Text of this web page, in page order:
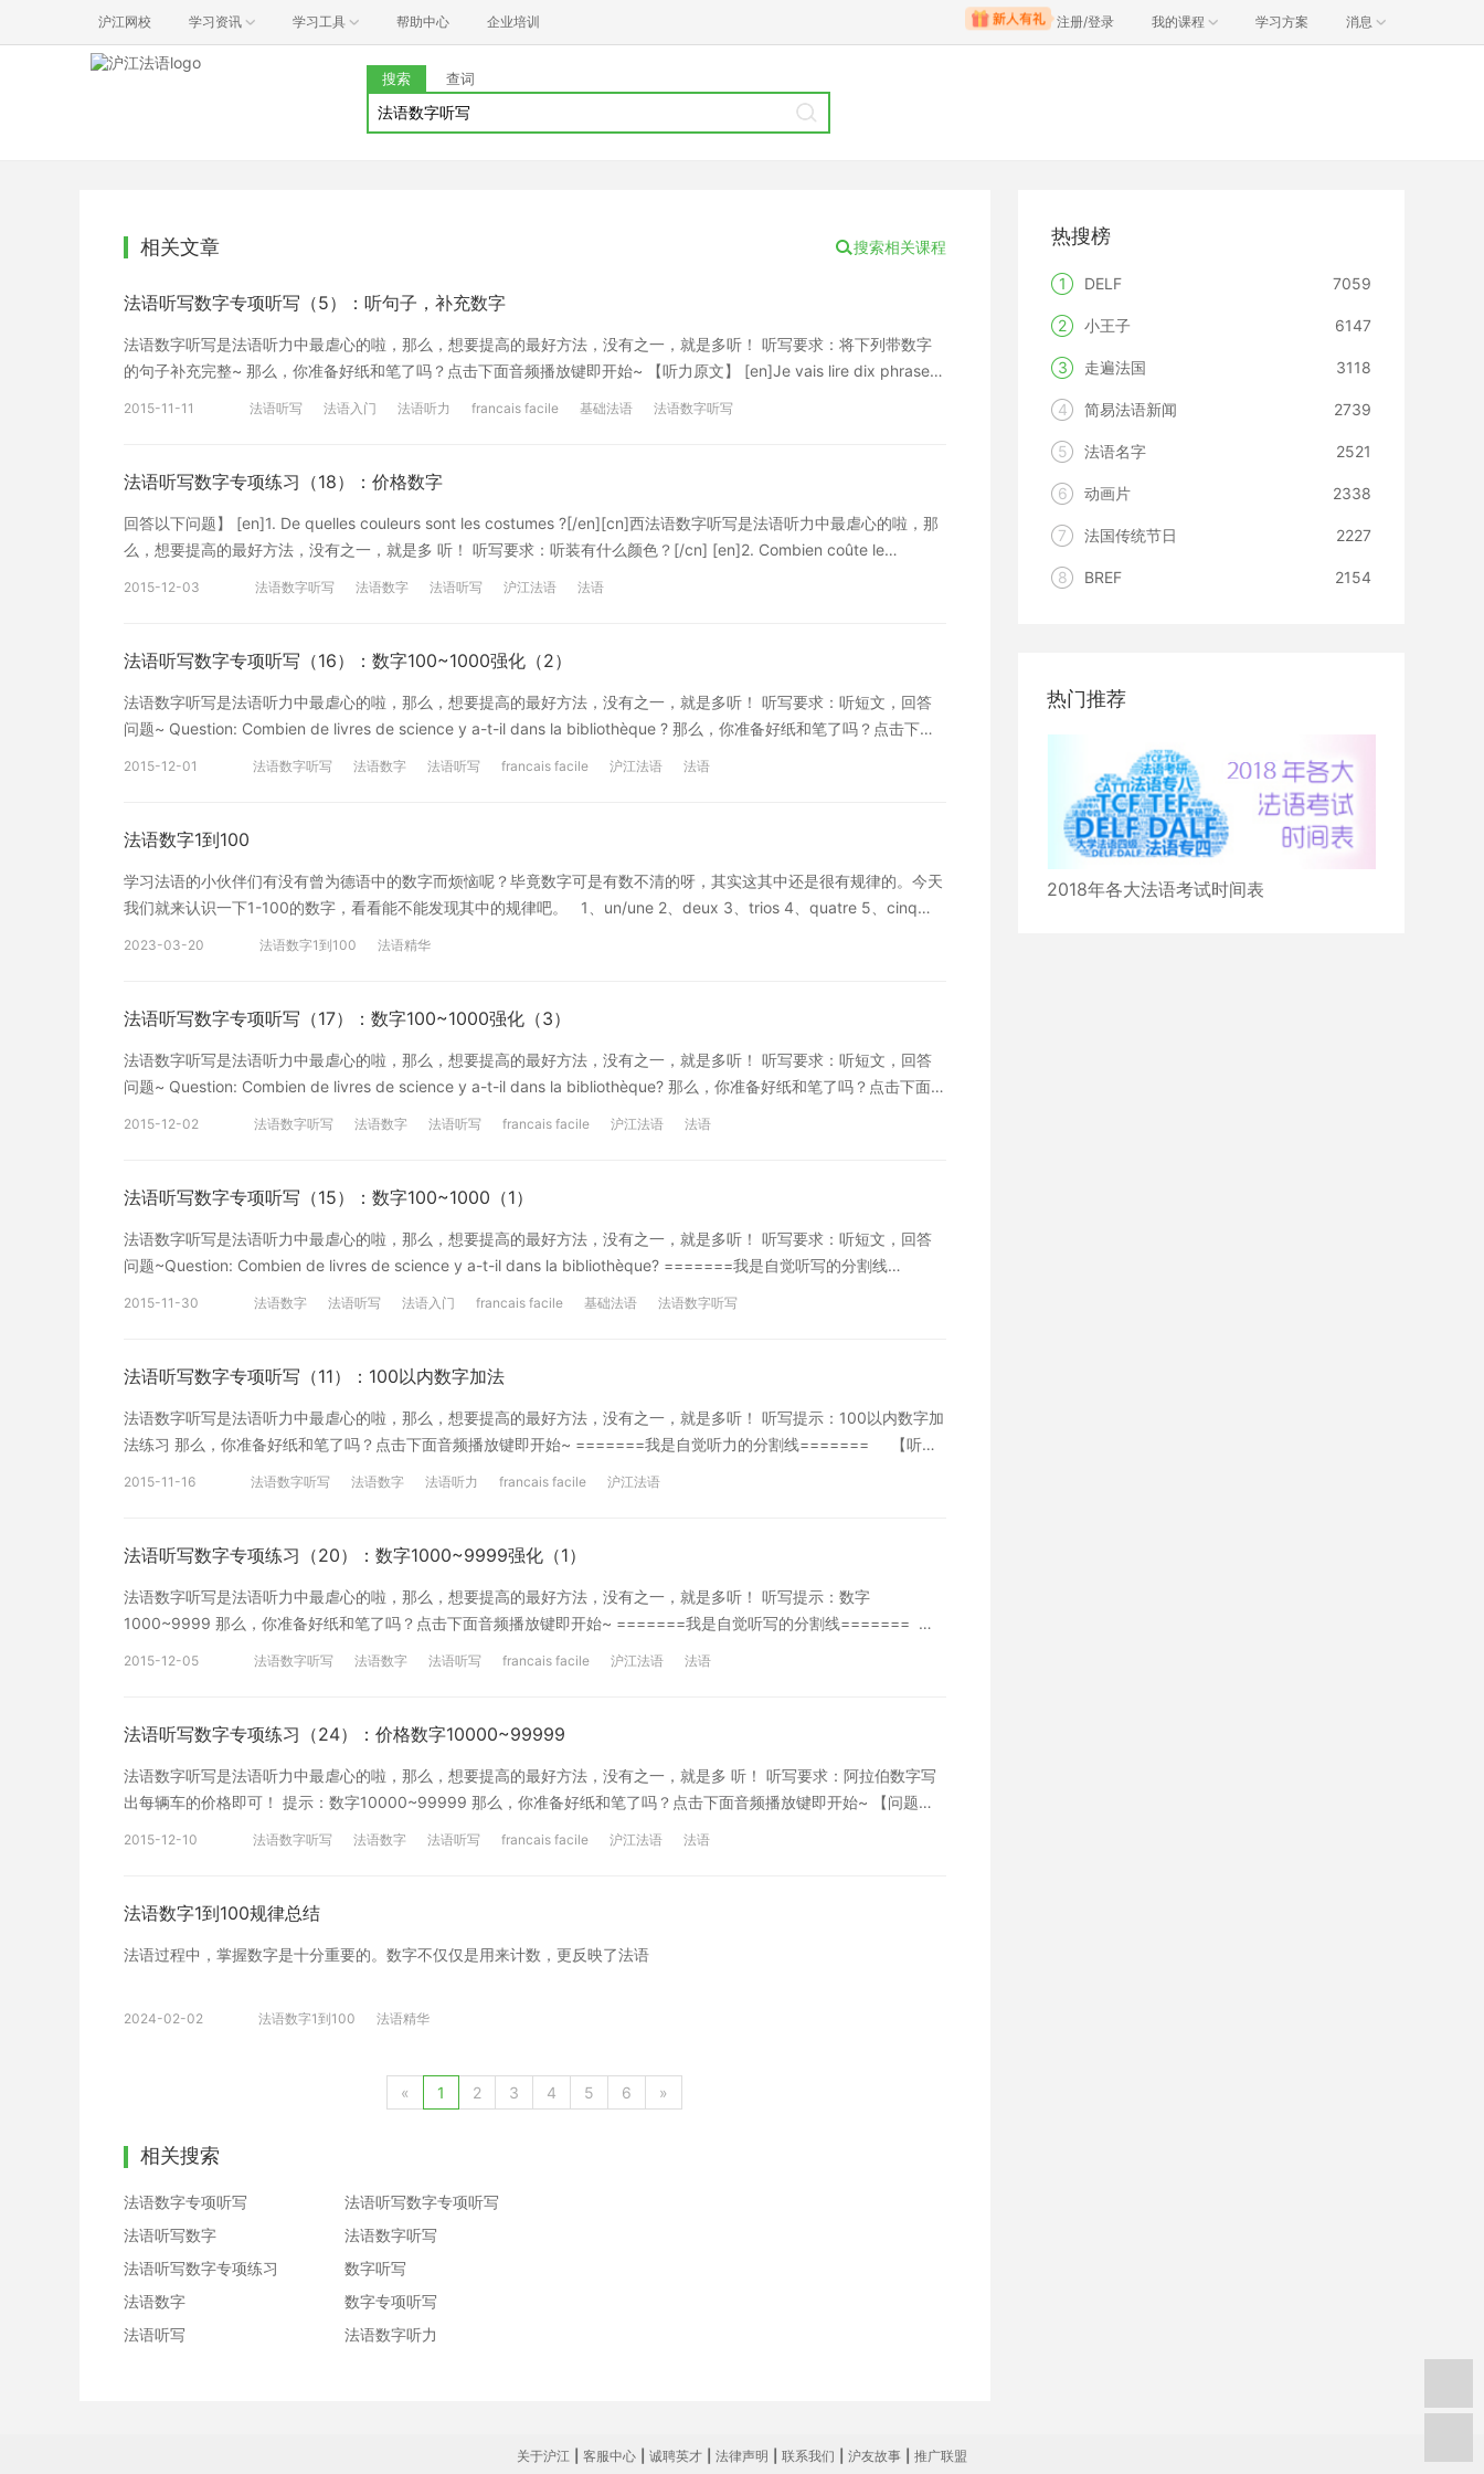
沪江网校 学习资讯 学习工具 帮助中心 企业培训 注册/登录 我的课程 学习方案 消息
搜索 查词
相关文章 搜索相关课程
法语听写数字专项听写（5）：听句子，补充数字
法语数字听写是法语听力中最虐心的啦，那么，想要提高的最好方法，没有之一，就是多听！ 听写要求：将下列带数字
的句子补充完整~ 那么，你准备好纸和笔了吗？点击下面音频播放键即开始~ 【听力原文】 [en]Je vais lire dix phrases.
2015-11-11 法语听写 法语入门 法语听力 francais facile 基础法语 法语数字听写
法语听写数字专项练习（18）：价格数字
回答以下问题】 [en]1. De quelles couleurs sont les costumes ?[/en][cn]西法语数字听写是法语听力中最虐心的啦，那
么，想要提高的最好方法，没有之一，就是多 听！ 听写要求：听装有什么颜色？[/cn] [en]2. Combien coûte le
noir.[/en][cn]有一件灰色西装和一件黑色西装。[/cn] [en]Il coûte 388 euros.[/en][cn]388欧元。[/cn] [en]Il coûte 267
欧元。[/cn] 【实用词汇】 [en]de nombreux[/en][cn]很多[/cn] [en]une paire de chaussures[/en][cn]一双鞋[/cn]
[en]des chaussures à talon (haut)[/en][cn]（高）跟鞋[/cn] [en]être en solde[/en][cn]打折，甩卖[/cn] [en]au lieu
de[/en][cn]而不是[/cn] 声明：音视频均来自互联网链接，仅供学习使用。本网站自身不存储、控制、修改被链接的内
2015-12-03 法语数字听写 法语数字 法语听写 沪江法语 法语
法语听写数字专项听写（16）：数字100~1000强化（2）
法语数字听写是法语听力中最虐心的啦，那么，想要提高的最好方法，没有之一，就是多听！ 听写要求：听短文，回答
问题~ Question: Combien de livres de science y a-t-il dans la bibliothèque ? 那么，你准备好纸和笔了吗？点击下面
dictionnaires, 295 livres pour enfant, 461 recueils de poèmes 907 dessins.[/en][cn]在图书馆里，有678本语法书，
志，132本连环画，631本词典，295本儿童书，461本诗集，907幅画。[/cn] 【词汇干货】 BD= la bande dessinée lire
des B.D.看连环画 recueil de poèmes诗集 表示学科的名词： anglais m.英语 mathématiques .数学 histoire f.历史
chimie f.化学 biologie f.生物 本内容为沪江法语原创，转载请注明出处。声明：音视频均来自互联网链接，仅供学习使
2015-12-01 法语数字听写 法语数字 法语听写 francais facile 沪江法语 法语
法语数字1到100
学习法语的小伙伴们有没有曾为德语中的数字而烦恼呢？毕竟数字可是有数不清的呀，其实这其中还是很有规律的。今天
我们就来认识一下1-100的数字，看看能不能发现其中的规律吧。 1、un/une 2、deux 3、trios 4、quatre 5、cinq
2023-03-20 法语数字1到100 法语精华
法语听写数字专项听写（17）：数字100~1000强化（3）
法语数字听写是法语听力中最虐心的啦，那么，想要提高的最好方法，没有之一，就是多听！ 听写要求：听短文，回答
问题~ Question: Combien de livres de science y a-t-il dans la bibliothèque? 那么，你准备好纸和笔了吗？点击下面音
2015-12-02 法语数字听写 法语数字 法语听写 francais facile 沪江法语 法语
法语听写数字专项听写（15）：数字100~1000（1）
法语数字听写是法语听力中最虐心的啦，那么，想要提高的最好方法，没有之一，就是多听！ 听写要求：听短文，回答
问题~Question: Combien de livres de science y a-t-il dans la bibliothèque? =======我是自觉听写的分割线
2015-11-30 法语数字 法语听写 法语入门 francais facile 基础法语 法语数字听写
法语听写数字专项听写（11）：100以内数字加法
法语数字听写是法语听力中最虐心的啦，那么，想要提高的最好方法，没有之一，就是多听！ 听写提示：100以内数字加
法练习 那么，你准备好纸和笔了吗？点击下面音频播放键即开始~ =======我是自觉听力的分割线======= 【听力
2015-11-16 法语数字听写 法语数字 法语听力 francais facile 沪江法语
法语听写数字专项练习（20）：数字1000~9999强化（1）
法语数字听写是法语听力中最虐心的啦，那么，想要提高的最好方法，没有之一，就是多听！ 听写提示：数字
1000~9999 那么，你准备好纸和笔了吗？点击下面音频播放键即开始~ =======我是自觉听写的分割线=======
2015-12-05 法语数字听写 法语数字 法语听写 francais facile 沪江法语 法语
法语听写数字专项练习（24）：价格数字10000~99999
法语数字听写是法语听力中最虐心的啦，那么，想要提高的最好方法，没有之一，就是多 听！ 听写要求：阿拉伯数字写
出每辆车的价格即可！ 提示：数字10000~99999 那么，你准备好纸和笔了吗？点击下面音频播放键即开始~ 【问题】
2015-12-10 法语数字听写 法语数字 法语听写 francais facile 沪江法语 法语
法语数字1到100规律总结
法语过程中，掌握数字是十分重要的。数字不仅仅是用来计数，更反映了法语
2024-02-02 法语数字1到100 法语精华
« 1 2 3 4 5 6 »
相关搜索
法语数字专项听写
法语听写数字专项听写
法语听写数字
法语数字听写
法语听写数字专项练习
数字听写
法语数字
数字专项听写
法语听写
法语数字听力
热搜榜
1 DELF 7059
2 小王子 6147
3 走遍法国 3118
4 简易法语新闻 2739
5 法语名字 2521
6 动画片 2338
7 法国传统节日 2227
8 BREF 2154
热门推荐
2018年各大法语考试时间表
关于沪江 客服中心 诚聘英才 法律声明 联系我们 沪友故事 推广联盟